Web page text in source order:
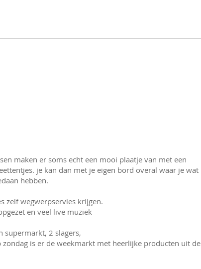
maken er soms echt een mooi plaatje van met een
je kan dan met je eigen bord overal waar je wat
hebben.
zelf wegwerpservies krijgen.
en veel live muziek
supermarkt, 2 slagers,
is er de weekmarkt met heerlijke producten uit de